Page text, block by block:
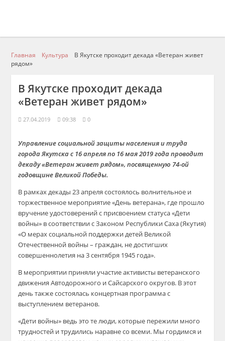
Главная Культура
В Якутске проходит декада «Ветеран живет
рядом»
В Якутске проходит декада
«Ветеран живет рядом»
27.04.2019 09:38 0
Управление социальной защиты населения и труда
города Якутска с 16 апреля по 16 мая 2019 года проводит
декаду «Ветеран живет рядом», посвященную 74-ой
годовщине Великой Победы.
В рамках декады 23 апреля состоялось волнительное и
торжественное мероприятие «День ветерана», где прошло
вручение удостоверений с присвоением статуса «Дети
войны» в соответствии с Законом Республики Саха (Якутия)
«О мерах социальной поддержки детей Великой
Отечественной войны – граждан, не достигших
совершеннолетия на 3 сентября 1945 года».
В мероприятии приняли участие активисты ветеранского
движения Автодорожного и Сайсарского округов. В этот
день также состоялась концертная программа с
выступлением ветеранов.
«Дети войны» ведь это те люди, которые пережили много
трудностей и трудились наравне со всеми. Мы гордимся и